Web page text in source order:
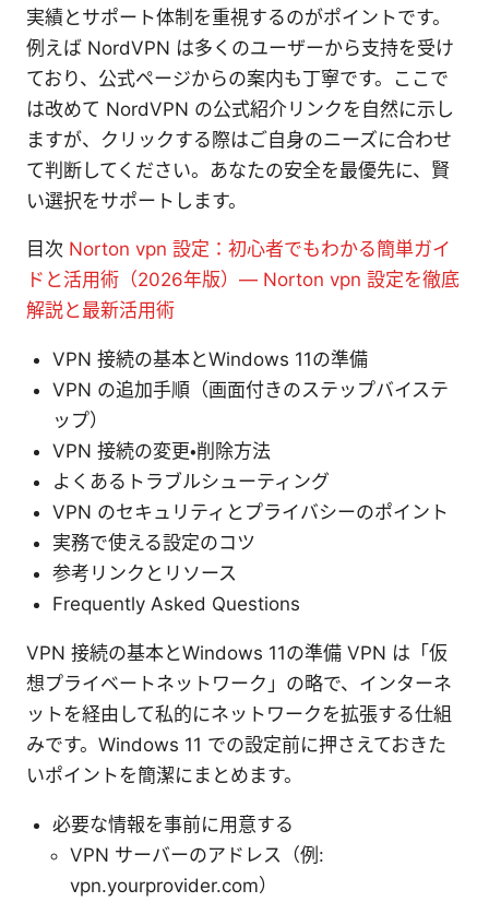
実績とサポート体制を重視するのがポイントです。
例えば NordVPN は多くのユーザーから支持を受け
ており、公式ページからの案内も丁寧です。ここで
は改めて NordVPN の公式紹介リンクを自然に示し
ますが、クリックする際はご自身のニーズに合わせ
て判断してください。あなたの安全を最優先に、賢
い選択をサポートします。
目次 Norton vpn 設定：初心者でもわかる簡単ガイ
ドと活用術（2026年版）— Norton vpn 設定を徹底
解説と最新活用術
VPN 接続の基本とWindows 11の準備
VPN の追加手順（画面付きのステップバイステ
ップ）
VPN 接続の変更・削除方法
よくあるトラブルシューティング
VPN のセキュリティとプライバシーのポイント
実務で使える設定のコツ
参考リンクとリソース
Frequently Asked Questions
VPN 接続の基本とWindows 11の準備 VPN は「仮
想プライベートネットワーク」の略で、インターネ
ットを経由して私的にネットワークを拡張する仕組
みです。Windows 11 での設定前に押さえておきた
いポイントを簡潔にまとめます。
必要な情報を事前に用意する
VPN サーバーのアドレス（例:
vpn.yourprovider.com）